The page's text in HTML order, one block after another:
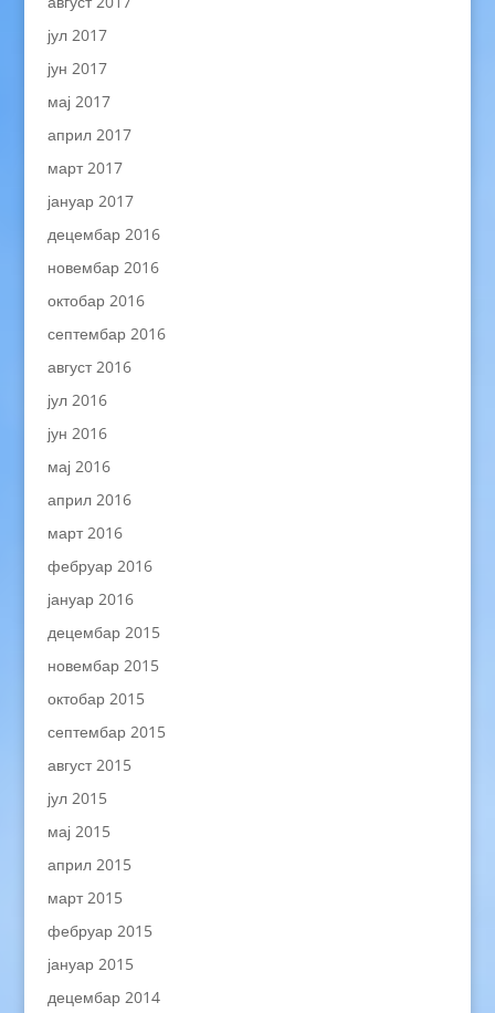
јул 2017
јун 2017
мај 2017
април 2017
март 2017
јануар 2017
децембар 2016
новембар 2016
октобар 2016
септембар 2016
август 2016
јул 2016
јун 2016
мај 2016
април 2016
март 2016
фебруар 2016
јануар 2016
децембар 2015
новембар 2015
октобар 2015
септембар 2015
август 2015
јул 2015
мај 2015
април 2015
март 2015
фебруар 2015
јануар 2015
децембар 2014